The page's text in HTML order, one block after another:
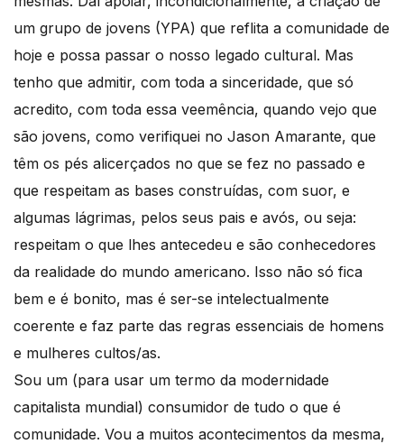
um grupo de jovens (YPA) que reflita a comunidade de
hoje e possa passar o nosso legado cultural. Mas
tenho que admitir, com toda a sinceridade, que só
acredito, com toda essa veemência, quando vejo que
são jovens, como verifiquei no Jason Amarante, que
têm os pés alicerçados no que se fez no passado e
que respeitam as bases construídas, com suor, e
algumas lágrimas, pelos seus pais e avós, ou seja:
respeitam o que lhes antecedeu e são conhecedores
da realidade do mundo americano. Isso não só fica
bem e é bonito, mas é ser-se intelectualmente
coerente e faz parte das regras essenciais de homens
e mulheres cultos/as.
Sou um (para usar um termo da modernidade
capitalista mundial) consumidor de tudo o que é
comunidade. Vou a muitos acontecimentos da mesma,